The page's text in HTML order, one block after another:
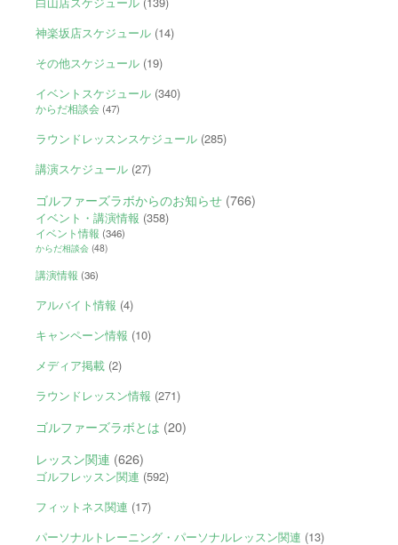
神楽坂店スケジュール(14)
その他スケジュール(19)
イベントスケジュール(340)
からだ相談会(47)
ラウンドレッスンスケジュール(285)
講演スケジュール(27)
ゴルファーズラボからのお知らせ(766)
イベント・講演情報 (358)
イベント情報 (346)
からだ相談会(48)
講演情報 (36)
アルバイト情報 (4)
キャンペーン情報 (10)
メディア掲載(2)
ラウンドレッスン情報 (271)
ゴルファーズラボとは (20)
レッスン関連 (626)
ゴルフレッスン関連 (592)
フィットネス関連 (17)
パーソナルトレーニング・パーソナルレッスン関連 (13)